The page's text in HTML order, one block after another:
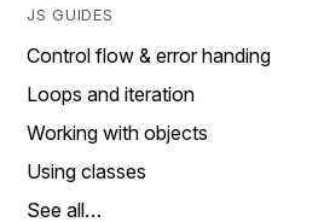
JS GUIDES
Control flow & error handing
Loops and iteration
Working with objects
Using classes
See all…